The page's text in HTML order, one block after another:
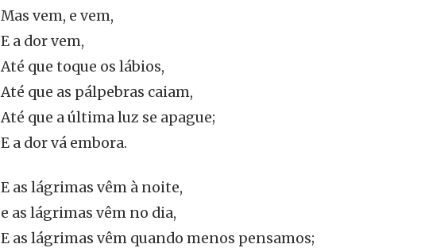
Mas vem, e vem,
E a dor vem,
Até que toque os lábios,
Até que as pálpebras caiam,
Até que a última luz se apague;
E a dor vá embora.
E as lágrimas vêm à noite,
e as lágrimas vêm no dia,
E as lágrimas vêm quando menos pensamos;